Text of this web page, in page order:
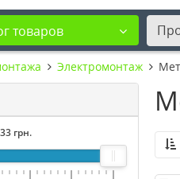
товаров
Электромонтаж
грн.